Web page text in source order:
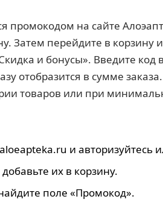
промокодом на сайте
Затем перейдите в
и бонусы». Введите
отобразится в сумме
товаров или при
и авторизуйтесь
их в корзину.
поле «Промокод».